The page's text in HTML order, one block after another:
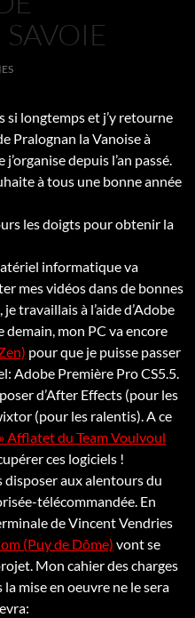
si longtemps et j’y retourne
Pralognan la Vanoise à
depuis l’an passé.
à tous une bonne année
les doigts pour obtenir la
informatique va
mes vidéos dans de bonnes
travaillais à l’aide d’Adobe
demain, mon PC va encore
pour que je puisse passer
Adobe Première Pro CS5.5.
d’After Effects (pour les
(pour les ralentis). A ce
Afflatet du Team Voulvoul
ces logiciels !
aux alentours du
télécommandée. En
de Vincent Vendries
(Puy de Dôme) vont se
Mon cahier des charges
mise en oeuvre ne le sera